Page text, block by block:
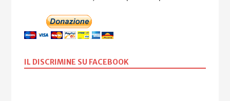
IL DISCRIMINE SU FACEBOOK